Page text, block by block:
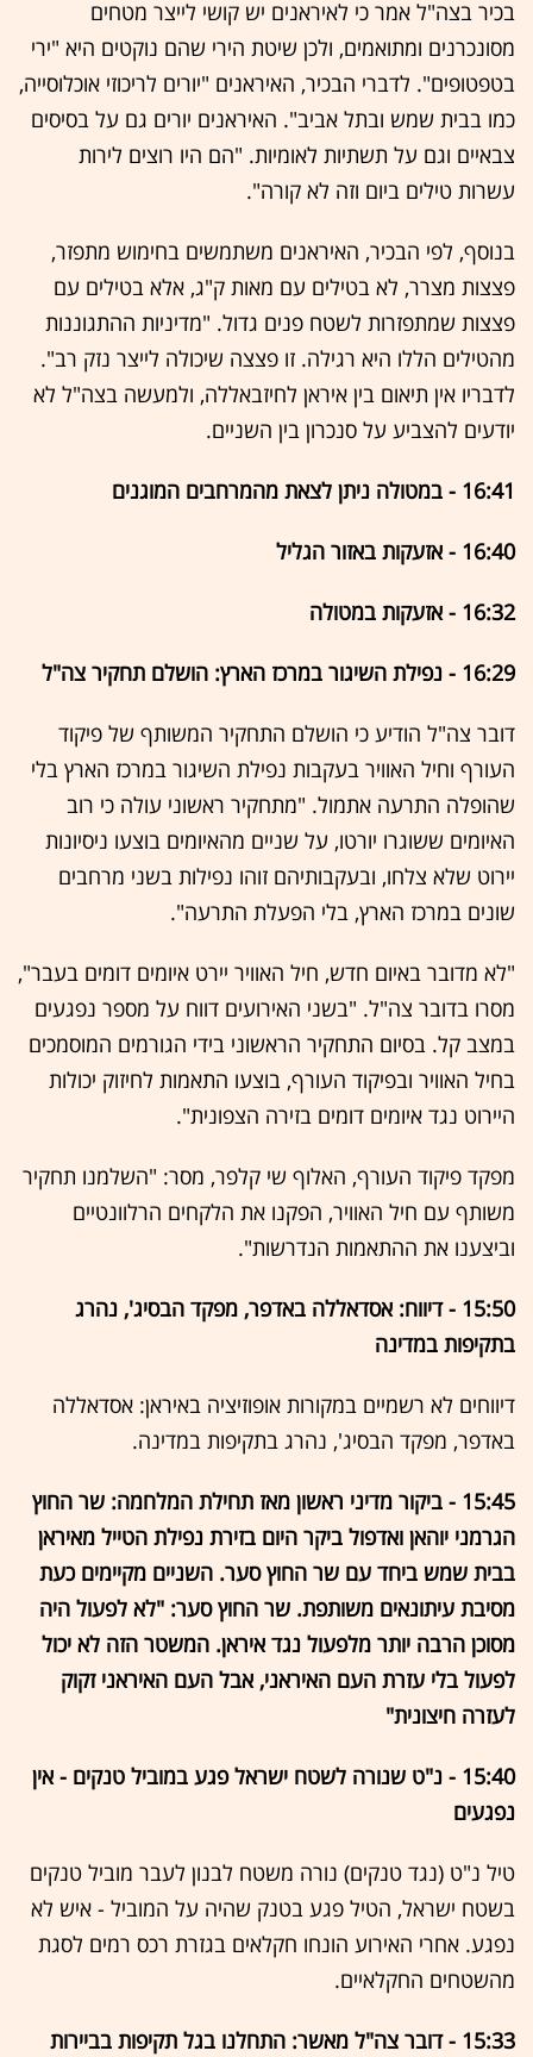
בכיר בצה"ל אמר כי לאיראנים יש קושי לייצר מטחים
מסונכרנים ומתואמים, ולכן שיטת הירי שהם נוקטים היא "ירי
בטפטופים". לדברי הבכיר, האיראנים "יורים לריכוזי אוכלוסייה,
כמו בבית שמש ובתל אביב". האיראנים יורים גם על בסיסים
צבאיים וגם על תשתיות לאומיות. "הם היו רוצים לירות
עשרות טילים ביום וזה לא קורה".
בנוסף, לפי הבכיר, האיראנים משתמשים בחימוש מתפזר,
פצצות מצרר, לא בטילים עם מאות ק"ג, אלא בטילים עם
פצצות שמתפזרות לשטח פנים גדול. "מדיניות ההתגוננות
מהטילים הללו היא רגילה. זו פצצה שיכולה לייצר נזק רב".
לדבריו אין תיאום בין איראן לחיזבאללה, ולמעשה בצה"ל לא
יודעים להצביע על סנכרון בין השניים.
16:41 - במטולה ניתן לצאת מהמרחבים המוגנים
16:40 - אזעקות באזור הגליל
16:32 - אזעקות במטולה
16:29 - נפילת השיגור במרכז הארץ: הושלם תחקיר צה"ל
דובר צה"ל הודיע כי הושלם התחקיר המשותף של פיקוד
העורף וחיל האוויר בעקבות נפילת השיגור במרכז הארץ בלי
שהופלה התרעה אתמול. "מתחקיר ראשוני עולה כי רוב
האיומים ששוגרו יורטו, על שניים מהאיומים בוצעו ניסיונות
יירוט שלא צלחו, ובעקבותיהם זוהו נפילות בשני מרחבים
שונים במרכז הארץ, בלי הפעלת התרעה".
"לא מדובר באיום חדש, חיל האוויר יירט איומים דומים בעבר",
מסרו בדובר צה"ל. "בשני האירועים דווח על מספר נפגעים
במצב קל. בסיום התחקיר הראשוני בידי הגורמים המוסמכים
בחיל האוויר ובפיקוד העורף, בוצעו התאמות לחיזוק יכולות
היירוט נגד איומים דומים בזירה הצפונית".
מפקד פיקוד העורף, האלוף שי קלפר, מסר: "השלמנו תחקיר
משותף עם חיל האוויר, הפקנו את הלקחים הרלוונטיים
וביצענו את ההתאמות הנדרשות".
15:50 - דיווח: אסדאללה באדפר, מפקד הבסיג', נהרג
בתקיפות במדינה
דיווחים לא רשמיים במקורות אופוזיציה באיראן: אסדאללה
באדפר, מפקד הבסיג', נהרג בתקיפות במדינה.
15:45 - ביקור מדיני ראשון מאז תחילת המלחמה: שר החוץ
הגרמני יוהאן ואדפול ביקר היום בזירת נפילת הטייל מאיראן
בבית שמש ביחד עם שר החוץ סער. השניים מקיימים כעת
מסיבת עיתונאים משותפת. שר החוץ סער: "לא לפעול היה
מסוכן הרבה יותר מלפעול נגד איראן. המשטר הזה לא יכול
לפעול בלי עזרת העם האיראני, אבל העם האיראני זקוק
לעזרה חיצונית"
15:40 - נ"ט שנורה לשטח ישראל פגע במוביל טנקים - אין
נפגעים
טיל נ"ט (נגד טנקים) נורה משטח לבנון לעבר מוביל טנקים
בשטח ישראל, הטיל פגע בטנק שהיה על המוביל - איש לא
נפגע. אחרי האירוע הונחו חקלאים בגזרת רכס רמים לסגת
מהשטחים החקלאיים.
15:33 - דובר צה"ל מאשר: התחלנו בגל תקיפות בביירות